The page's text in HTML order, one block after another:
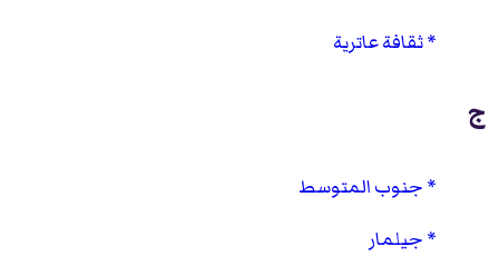
ثقافة عاترية
ج
جنوب المتوسط
جيلمار